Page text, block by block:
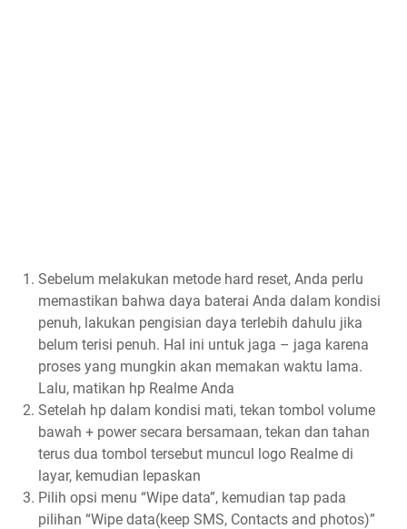
Sebelum melakukan metode hard reset, Anda perlu
memastikan bahwa daya baterai Anda dalam kondisi
penuh, lakukan pengisian daya terlebih dahulu jika
belum terisi penuh. Hal ini untuk jaga – jaga karena
proses yang mungkin akan memakan waktu lama.
Lalu, matikan hp Realme Anda
Setelah hp dalam kondisi mati, tekan tombol volume
bawah + power secara bersamaan, tekan dan tahan
terus dua tombol tersebut muncul logo Realme di
layar, kemudian lepaskan
Pilih opsi menu “Wipe data”, kemudian tap pada
pilihan “Wipe data(keep SMS, Contacts and photos)”